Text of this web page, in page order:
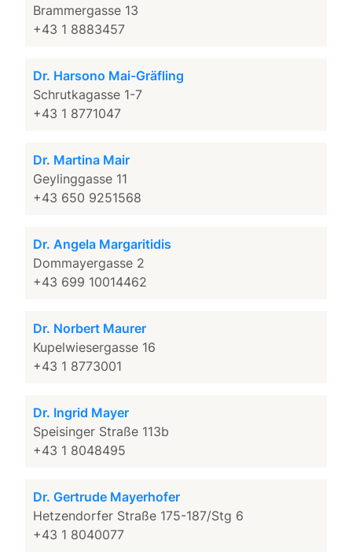
Brammergasse 13
+43 1 8883457
Dr. Harsono Mai-Gräfling
Schrutkagasse 1-7
+43 1 8771047
Dr. Martina Mair
Geylinggasse 11
+43 650 9251568
Dr. Angela Margaritidis
Dommayergasse 2
+43 699 10014462
Dr. Norbert Maurer
Kupelwiesergasse 16
+43 1 8773001
Dr. Ingrid Mayer
Speisinger Straße 113b
+43 1 8048495
Dr. Gertrude Mayerhofer
Hetzendorfer Straße 175-187/Stg 6
+43 1 8040077